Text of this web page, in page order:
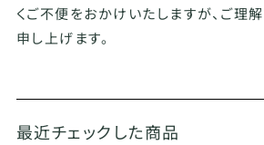
くご不便をおかけいたしますが、ご理
申し上げます。
最近チェックした商品